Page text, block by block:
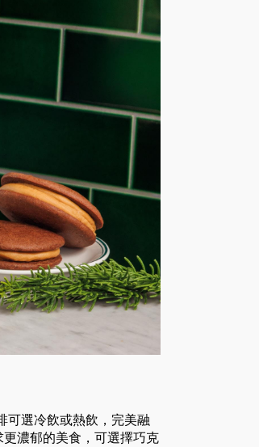
可選冷飲或熱飲，完美融
濃郁的美食，可選擇巧克